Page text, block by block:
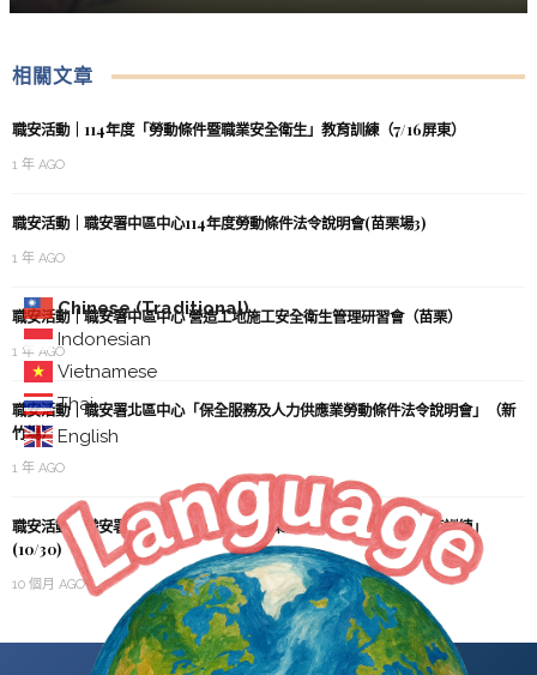
Chinese (Traditional)
Indonesian
Vietnamese
Thai
English
相關文章
職安活動｜114年度「勞動條件暨職業安全衛生」教育訓練（7/16屏東）
1 年 AGO
職安活動｜職安署中區中心114年度勞動條件法令說明會(苗栗場3)
1 年 AGO
職安活動｜職安署中區中心 營造工地施工安全衛生管理研習會（苗栗）
1 年 AGO
職安活動｜職安署北區中心「保全服務及人力供應業勞動條件法令說明會」（新
竹場）
1 年 AGO
職安活動｜職安署南區中心「局限空間作業及職業衛生危害預防教育訓練」
(10/30)
10 個月 AGO